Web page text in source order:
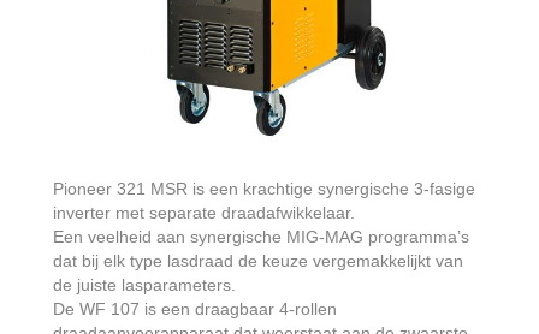
Pioneer 321 MSR is een krachtige synergische 3-fasige
inverter met separate draadafwikkelaar.
Een veelheid aan synergische MIG-MAG programma’s
dat bij elk type lasdraad de keuze vergemakkelijkt van
de juiste lasparameters.
De WF 107 is een draagbaar 4-rollen